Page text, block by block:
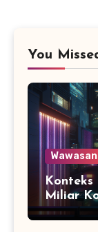
You
Wawasan
Miliar